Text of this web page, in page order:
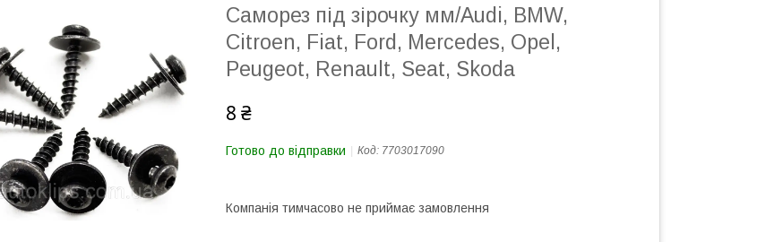
Саморез під зірочку мм/Audi, BMW,
Citroen, Fiat, Ford, Mercedes, Opel,
Peugeot, Renault, Seat, Skoda
8 ₴
Готово до відправки Код: 7703017090
Компанія тимчасово не приймає замовлення